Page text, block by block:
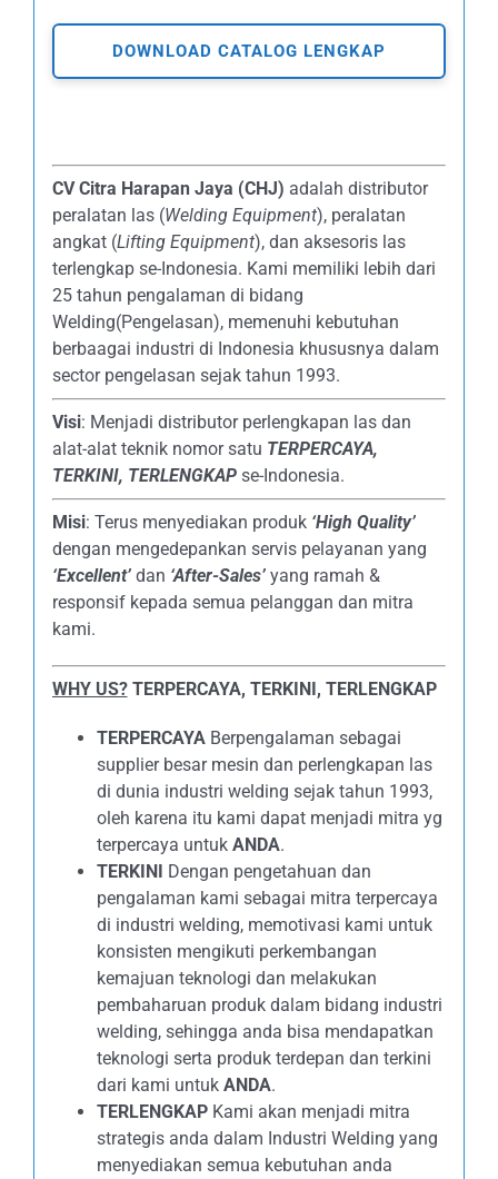
DOWNLOAD CATALOG LENGKAP
CV Citra Harapan Jaya (CHJ) adalah distributor
peralatan las (Welding Equipment), peralatan
angkat (Lifting Equipment), dan aksesoris las
terlengkap se-Indonesia. Kami memiliki lebih dari
25 tahun pengalaman di bidang
Welding(Pengelasan), memenuhi kebutuhan
berbaagai industri di Indonesia khususnya dalam
sector pengelasan sejak tahun 1993.
Visi: Menjadi distributor perlengkapan las dan
alat-alat teknik nomor satu TERPERCAYA,
TERKINI, TERLENGKAPse-Indonesia.
Misi: Terus menyediakan produk ‘High Quality’
dengan mengedepankan servis pelayanan yang
‘Excellent’dan ‘After-Sales’yang ramah &
responsif kepada semua pelanggan dan mitra
kami.
WHY US? TERPERCAYA, TERKINI, TERLENGKAP
TERPERCAYABerpengalaman sebagai
supplier besar mesin dan perlengkapan las
di dunia industri welding sejak tahun 1993,
oleh karena itu kami dapat menjadi mitra yg
terpercaya untuk ANDA.
TERKINI Dengan pengetahuan dan
pengalaman kami sebagai mitra terpercaya
di industri welding, memotivasi kami untuk
konsisten mengikuti perkembangan
kemajuan teknologi dan melakukan
pembaharuan produk dalam bidang industri
welding, sehingga anda bisa mendapatkan
teknologi serta produk terdepan dan terkini
dari kami untuk ANDA.
TERLENGKAPKami akan menjadi mitra
strategis anda dalam Industri Welding yang
menyediakan semua kebutuhan anda